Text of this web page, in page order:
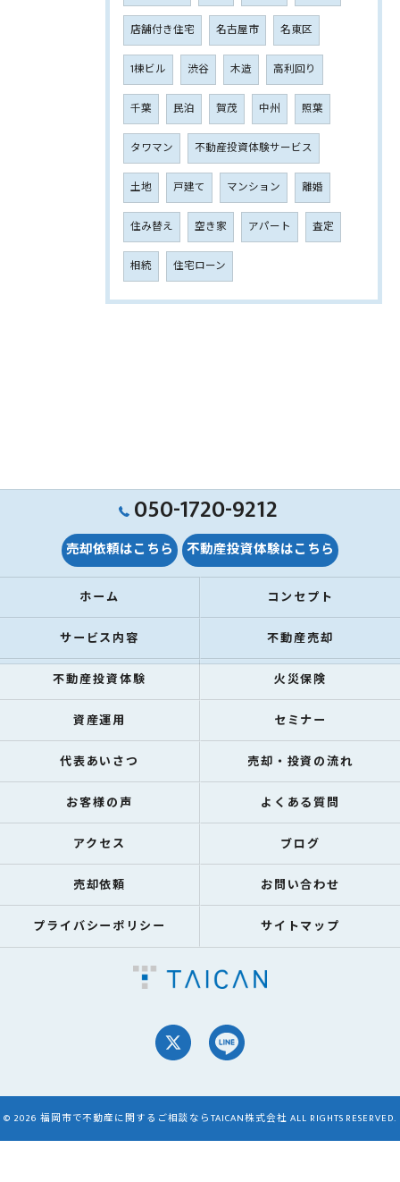
店舗付き住宅 名古屋市 名東区
1棟ビル 渋谷 木造 高利回り
千葉 民泊 賀茂 中州 照葉
タワマン 不動産投資体験サービス
土地 戸建て マンション 離婚
住み替え 空き家 アパート 査定
相続 住宅ローン
050-1720-9212
売却依頼はこちら 不動産投資体験はこちら
ホーム コンセプト
サービス内容 不動産売却
不動産投資体験 火災保険
資産運用 セミナー
代表あいさつ 売却・投資の流れ
お客様の声 よくある質問
アクセス ブログ
売却依頼 お問い合わせ
プライバシーポリシー サイトマップ
© 2026 福岡市で不動産に関するご相談ならTAICAN株式会社 ALL RIGHTS RESERVED.